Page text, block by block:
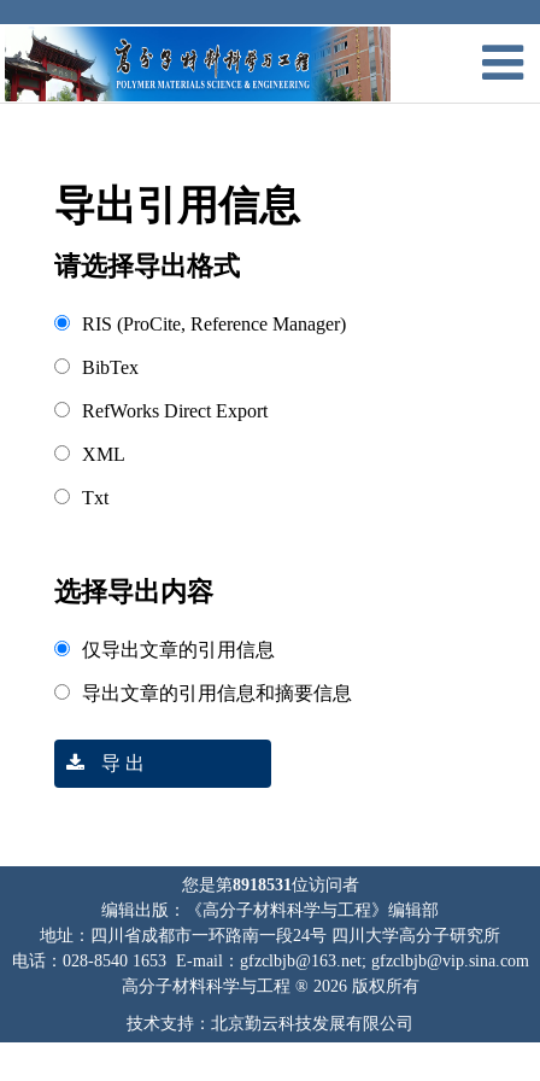
导出引用信息
请选择导出格式
RIS (ProCite, Reference Manager)
BibTex
RefWorks Direct Export
XML
Txt
选择导出内容
仅导出文章的引用信息
导出文章的引用信息和摘要信息
导 出
您是第8918531位访问者
编辑出版：《高分子材料科学与工程》编辑部
地址：四川省成都市一环路南一段24号 四川大学高分子研究所
电话：028-8540 1653 E-mail：gfzclbjb@163.net; gfzclbjb@vip.sina.com
高分子材料科学与工程 ® 2026 版权所有
技术支持：北京勤云科技发展有限公司